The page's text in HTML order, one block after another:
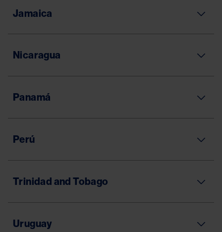
Jamaica
Nicaragua
Panamá
Perú
Trinidad and Tobago
Uruguay